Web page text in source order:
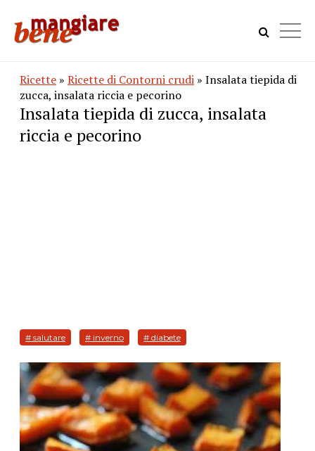
Ricette » Ricette di Contorni crudi » Insalata tiepida di
zucca, insalata riccia e pecorino
Insalata tiepida di zucca, insalata
riccia e pecorino
# salutare # inverno # diabete